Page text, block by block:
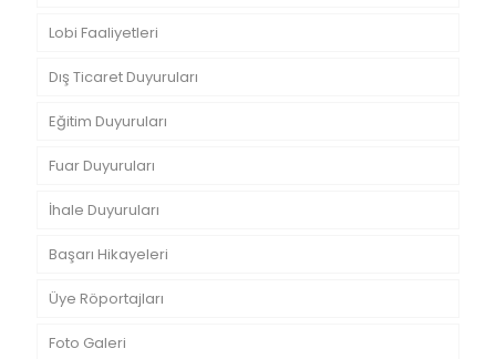
Lobi Faaliyetleri
Dış Ticaret Duyuruları
Eğitim Duyuruları
Fuar Duyuruları
İhale Duyuruları
Başarı Hikayeleri
Üye Röportajları
Foto Galeri